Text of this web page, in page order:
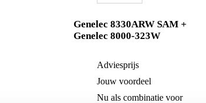
Genelec 8330ARW SAM +
Genelec 8000-323W
Adviesprijs
Jouw voordeel
Nu als combinatie voor